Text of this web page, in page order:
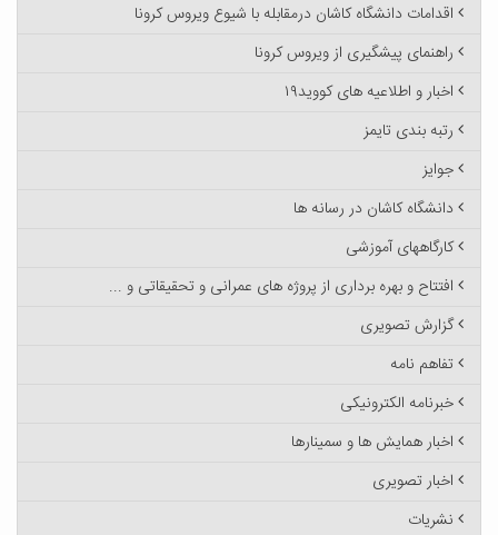
اقدامات دانشگاه کاشان درمقابله با شیوع ویروس کرونا
راهنمای پیشگیری از ویروس کرونا
اخبار و اطلاعیه های کووید۱۹
رتبه بندی تایمز
جوایز
دانشگاه کاشان در رسانه ها
کارگاههای آموزشی
افتتاح و بهره برداری از پروژه های عمرانی و تحقیقاتی و ...
گزارش تصویری
تفاهم نامه
خبرنامه الکترونیکی
اخبار همایش ها و سمینارها
اخبار تصویری
نشریات